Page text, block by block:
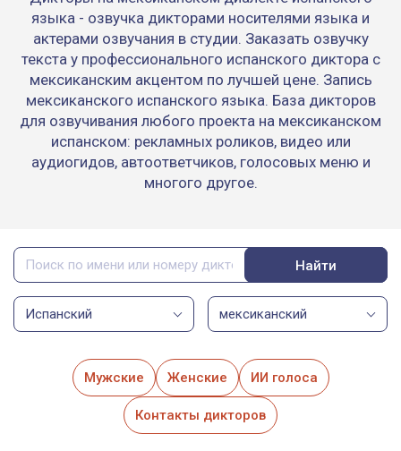
Другие услуги
8 800 200-45-51
Заказать звонок
ИИ голоса
8 800 200-45-51
Заказать звонок
языка - озвучка дикторами носителями языка и
актерами озвучания в студии. Заказать озвучку
текста у профессионального испанского диктора с
мексиканским акцентом по лучшей цене. Запись
мексиканского испанского языка. База дикторов
для озвучивания любого проекта на мексиканском
испанском: рекламных роликов, видео или
аудиогидов, автоответчиков, голосовых меню и
многого другое.
Найти
Испанский мексиканский
Мужские Женские ИИ голоса
Контакты дикторов